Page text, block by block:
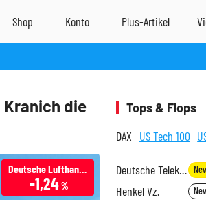
die
Deutsche Lufthansa
-1,24%
Tops & Flops
DAX US Tech 100
Deutsche Telekom
Henkel Vz.